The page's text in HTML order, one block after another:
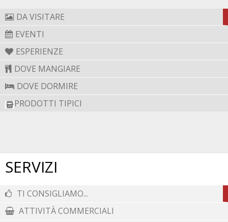
d’Italia, contribuendo, anche con gravi perdite, alla
libertà e al miglioramento del Mezzogiorno. Castiglione
diventa Comune autonomo con Regio Decreto n° 190 del
29 Marzo 1946.
Tratto dalla guida "Viaggio tra le Meraviglie della
Campania" - Annangelo Sacco Editore
DA VISITARE
EVENTI
ESPERIENZE
DOVE MANGIARE
DOVE DORMIRE
PRODOTTI TIPICI
SERVIZI
TI CONSIGLIAMO...
ATTIVITÀ COMMERCIALI